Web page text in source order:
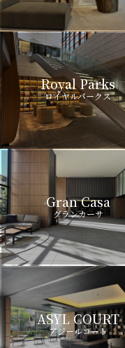
Royal Parks
ロイヤルパークス
Gran Casa
グランカーサ
ASYL COURT
アジールコート